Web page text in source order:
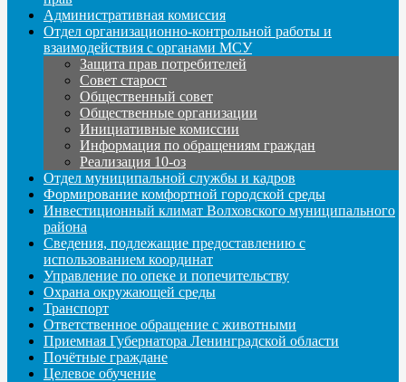
Административная комиссия
Отдел организационно-контрольной работы и
взаимодействия с органами МСУ
Защита прав потребителей
Совет старост
Общественный совет
Общественные организации
Инициативные комиссии
Информация по обращениям граждан
Реализация 10-оз
Отдел муниципальной службы и кадров
Формирование комфортной городской среды
Инвестиционный климат Волховского муниципального
района
Сведения, подлежащие предоставлению с
использованием координат
Управление по опеке и попечительству
Охрана окружающей среды
Транспорт
Ответственное обращение с животными
Приемная Губернатора Ленинградской области
Почётные граждане
Целевое обучение